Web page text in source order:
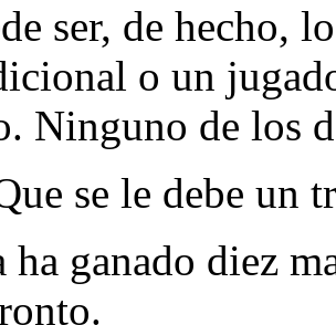
ser, de hecho,
o un
Ninguno de los
se le debe un
ha ganado diez